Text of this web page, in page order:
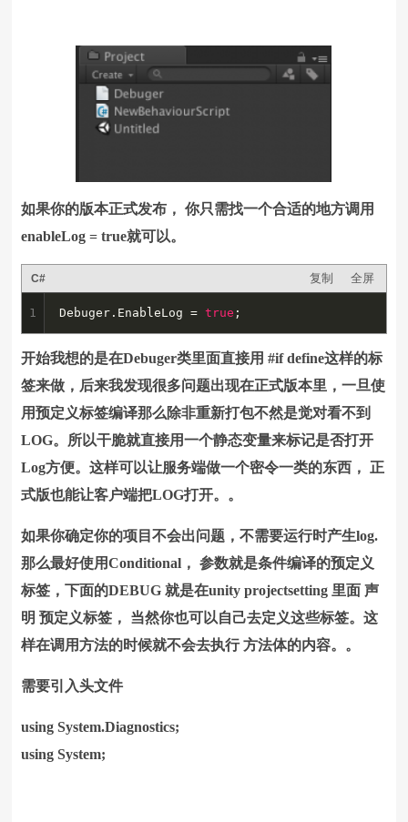
如果你的版本正式发布， 你只需找一个合适的地方调用
enableLog = true就可以。
C# 复制 全屏
1 Debuger.EnableLog = true ;
开始我想的是在Debuger类里面直接用 #if define这样的标
签来做，后来我发现很多问题出现在正式版本里，一旦使
用预定义标签编译那么除非重新打包不然是觉对看不到
LOG。 所以干脆就直接用一个静态变量来标记是否打开
Log方便。这样可以让服务端做一个密令一类的东西， 正
式版也能让客户端把LOG打开。。
如果你确定你的项目不会出问题，不需要运行时产生log.
那么最好使用Conditional， 参数就是条件编译的预定义
标签，下面的DEBUG 就是在unity projectsetting 里面 声
明 预定义标签， 当然你也可以自己去定义这些标签。这
样在调用方法的时候就不会去执行 方法体的内容。。
需要引入头文件
using System.Diagnostics;
using System;